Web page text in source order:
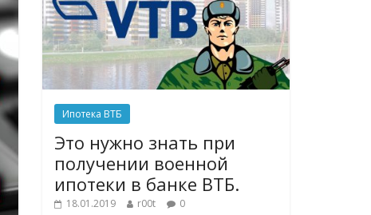
Ипотека ВТБ
Это нужно знать при
получении военной
ипотеки в банке ВТБ.
18.01.2019 r00t 0